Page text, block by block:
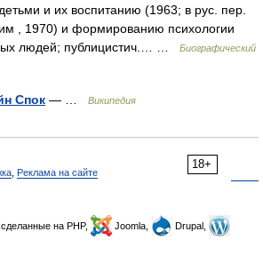
и их воспитанию (1963; в рус. пер.
, 1970) и формированию психологии
людей; публицистич.… …
Биографический
Спок — … Википедия
18+
Реклама на сайте
, сделанные на PHP, Joomla,
Drupal,